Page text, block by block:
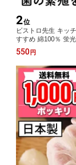
2位
ビストロ先生 キッ
すすめ 綿100％ 蛍
550 円